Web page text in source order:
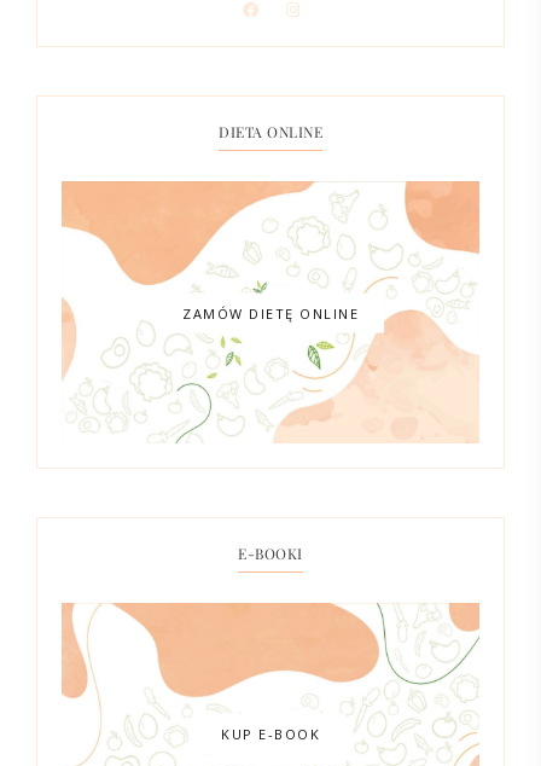
DIETA ONLINE
ZAMÓW DIETĘ ONLINE
E-BOOKI
KUP E-BOOK